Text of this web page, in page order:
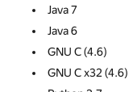
Java 7
Java 6
GNU С (4.6)
GNU С x32 (4.6)